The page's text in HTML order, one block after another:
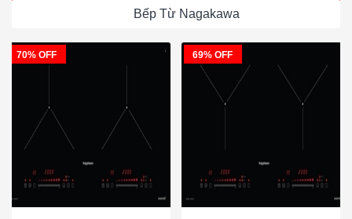
Bếp Từ Nagakawa
70% OFF 69% OFF